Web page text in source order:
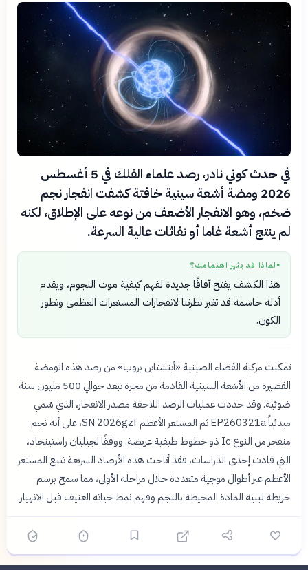
في حدث كوني نادر، رصد علماء الفلك في 5 أغسطس
2026 ومضة أشعة سينية خافتة كشفت انفجار نجم
ضخم، وهو الانفجار الأضعف من نوعه على الإطلاق، لكنه
لم ينتج أشعة غاما أو نفاثات عالية السرعة.
● لماذا قد يثير اهتمامك؟
هذا الكشف يفتح آفاقًا جديدة لفهم كيفية موت النجوم، ويقدم
أدلة حاسمة قد تغير نظرتنا لانفجارات المستعرات العظمى وتطور
الكون.
تمكنت مركبة الفضاء الصينية «أينشتاين بروب» من رصد هذه الومضة
القصيرة من الأشعة السينية القادمة من مجرة تبعد حوالي 500 مليون سنة
ضوئية. وقد حددت عمليات الرصد اللاحقة مصدر الانفجار، الذي سُمي
مبدئياً EP260321a ثم المستعر الأعظم SN 2026gzf، على أنه نجم
منفجر من النوع Ic ذو خطوط طيفية عريضة. ووفقًا لجيليان راستينجاد،
التي قادت إحدى الدراسات، فقد أتاحت هذه الأرصاد السريعة تتبع المستعر
الأعظم عبر أطوال موجية متعددة خلال مراحله الأولى، مما سمح برسم
خريطة لبنية المادة المحيطة بالنجم وفهم نمط حياته العنيف قبل الانهيار.